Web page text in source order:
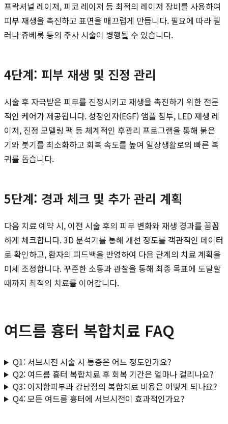
프락셔널 레이저, 피코 레이저 등 최적의 레이저 장비를 사용하여
피부 재생을 촉진하고 표면을 매끄럽게 만듭니다. 필요에 따라 필
러나 쥬베룩 등의 주사 시술이 병행될 수 있습니다.
4단계: 피부 재생 및 진정 관리
시술 후 자극받은 피부를 진정시키고 재생을 촉진하기 위한 전문
적인 케어가 제공됩니다. 성장인자(EGF) 앰플 침투, LED 재생 레
이저, 진정 모델링 팩 등 체계적인 후관리 프로그램을 통해 붉은
기와 붓기를 최소화하고 회복 속도를 높여 일상생활로의 빠른 복
귀를 돕습니다.
5단계: 경과 체크 및 추가 관리 계획
다음 치료 예약 시, 이전 시술 후의 피부 변화와 재생 경과를 꼼꼼
하게 체크합니다. 3D 분석기를 통해 개선 정도를 객관적인 데이터
로 확인하고, 환자의 피드백을 반영하여 다음 단계의 치료 계획을
미세 조정합니다. 꾸준한 소통과 관찰을 통해 최종 목표에 도달할
때까지 최적의 치료를 이어갑니다.
여드름 흉터 복합치료 FAQ
Q1: 서브시전 시술 시 통증은 어느 정도인가요?
Q2: 여드름 흉터 복합치료 후 회복 기간은 얼마나 걸리나요?
Q3: 이지함피부과 강남점의 복합치료 비용은 어떻게 되나요?
Q4: 모든 여드름 흉터에 서브시전이 효과적인가요?